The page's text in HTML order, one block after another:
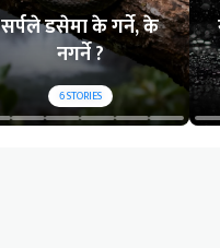
सर्पले डसेमा के गर्ने, के
नगर्ने ?
6STORIES